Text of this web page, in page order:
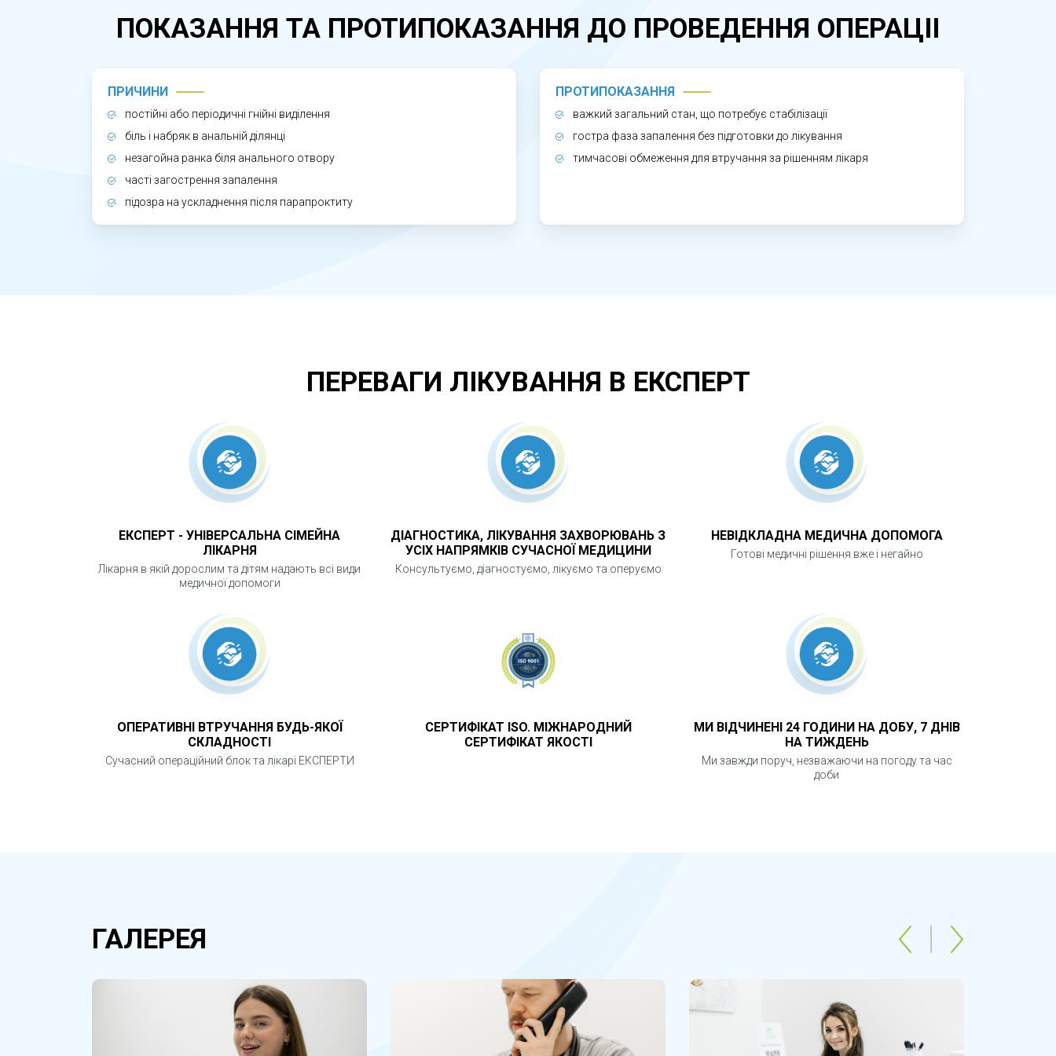
Без лікування свищ прямої кишки призводить до постійного запалення, поширення інфекції та формування нових ускладнень. Чим
довше існує свищ, тим складнішим стає лікування. Своєчасне звернення дозволяє досягти стабільного результату та уникнути
повторних операцій.
ПОКАЗАННЯ ТА ПРОТИПОКАЗАННЯ ДО ПРОВЕДЕННЯ ОПЕРАЦІІ
ПРИЧИНИ
постійні або періодичні гнійні виділення
біль і набряк в анальній ділянці
незагойна ранка біля анального отвору
часті загострення запалення
підозра на ускладнення після парапроктиту
ПРОТИПОКАЗАННЯ
важкий загальний стан, що потребує стабілізації
гостра фаза запалення без підготовки до лікування
тимчасові обмеження для втручання за рішенням лікаря
ПЕРЕВАГИ ЛІКУВАННЯ В ЕКСПЕРТ
ЕКСПЕРТ - УНІВЕРСАЛЬНА СІМЕЙНА
ЛІКАРНЯ
Лікарня в якій дорослим та дітям надають всі види
медичної допомоги
ДІАГНОСТИКА, ЛІКУВАННЯ ЗАХВОРЮВАНЬ З
УСІХ НАПРЯМКІВ СУЧАСНОЇ МЕДИЦИНИ
Консультуємо, діагностуємо, лікуємо та оперуємо
НЕВІДКЛАДНА МЕДИЧНА ДОПОМОГА
Готові медичні рішення вже і негайно
ОПЕРАТИВНІ ВТРУЧАННЯ БУДЬ-ЯКОЇ
СКЛАДНОСТІ
Сучасний операційний блок та лікарі ЕКСПЕРТИ
СЕРТИФІКАТ ISO. МІЖНАРОДНИЙ
СЕРТИФІКАТ ЯКОСТІ
МИ ВІДЧИНЕНІ 24 ГОДИНИ НА ДОБУ, 7 ДНІВ
НА ТИЖДЕНЬ
Ми завжди поруч, незважаючи на погоду та час
доби
ГАЛЕРЕЯ